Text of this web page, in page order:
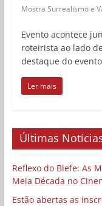
Mostra Surrealismo e
Evento acontece
roteirista ao lado
destaque do evento
Ler mais
Últimas
Reflexo do Blefe: As
Meia Década no
Estão abertas as